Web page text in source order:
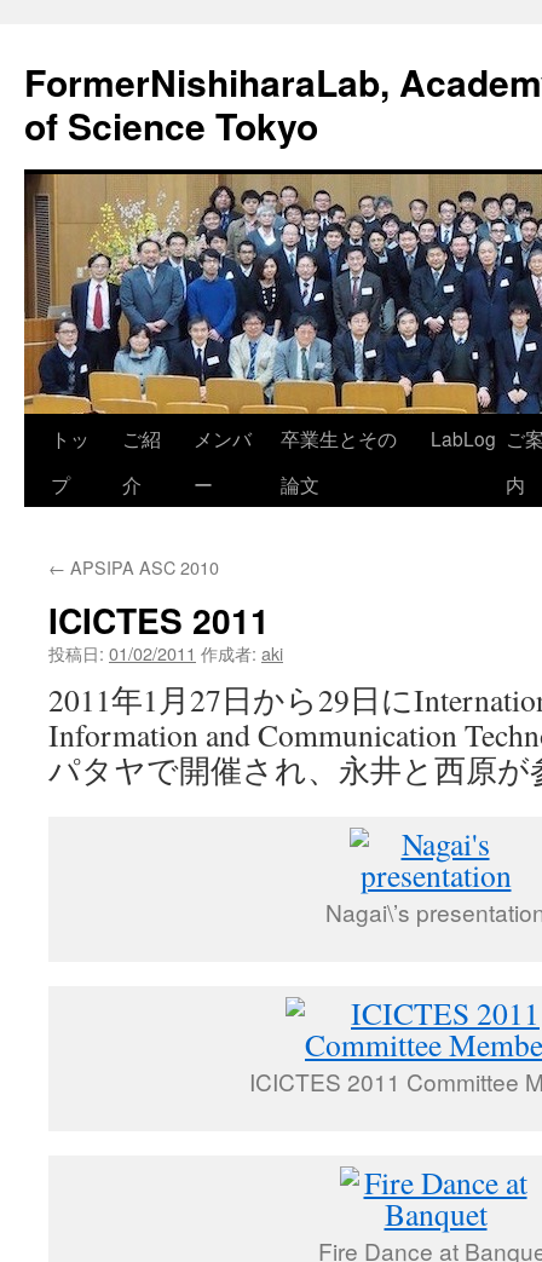
FormerNishiharaLab,
of Science Tokyo
ン
へ
ス
トッ
プ
ご紹
介
メンバ
ー
卒業生とその
論文
LabLog ご
内
← APSIPA ASC 2010
ICICTES 2011
投稿日: 01/02/2011 作成者: aki
2011年1月27日から29日に
Information and Communication
パタヤで開催され、永井と西原
Nagai\’s
ICICTES 2011 Committee
Fire Dance at